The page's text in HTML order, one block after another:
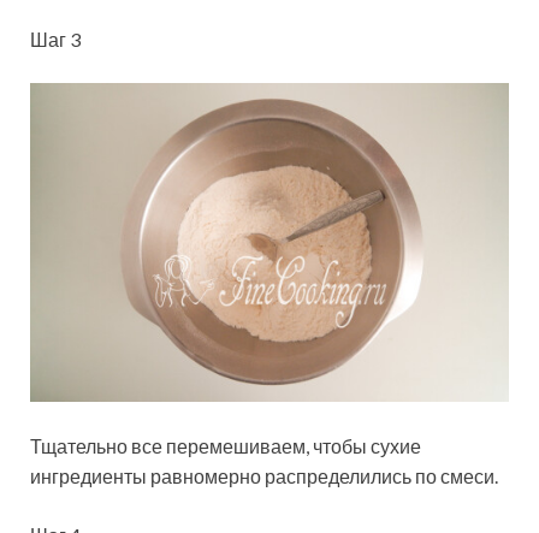
Шаг 3
Тщательно все перемешиваем, чтобы сухие
ингредиенты равномерно распределились по смеси.